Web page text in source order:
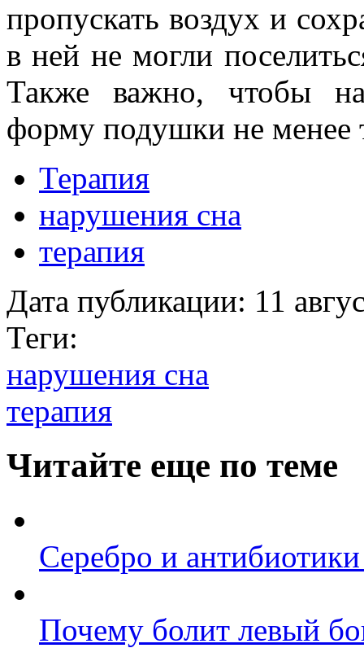
пропускать воздух и
в ней не могли
Также важно, чтобы
форму подушки не менее
Терапия
нарушения сна
терапия
Дата публикации: 11
Теги:
нарушения сна
терапия
Читайте еще по теме
Серебро и
Почему болит левый